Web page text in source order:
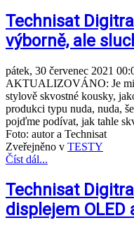
Technisat
výborně, ale
pátek, 30 červenec 2021
AKTUALIZOVÁNO: Je mi
stylově skvostné kousky,
produkci typu nuda, nuda,
pojďme podívat, jak tahle
Foto: autor a Technisat
Zveřejněno v TESTY
Číst dál...
Technisat
displejem